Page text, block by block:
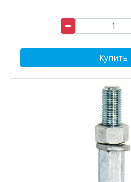
Купить